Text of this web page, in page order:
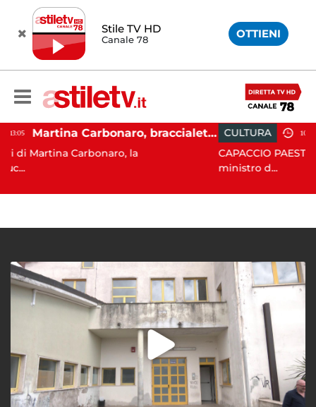
Stile TV HD
Canale 78 OTTIENI
Martina Carbonaro, braccialetto elettronico per i genitori della 14enne uccisa dall'ex
la
CULTURA 10:54
CAPACCIO PAESTUM. Il Codancos